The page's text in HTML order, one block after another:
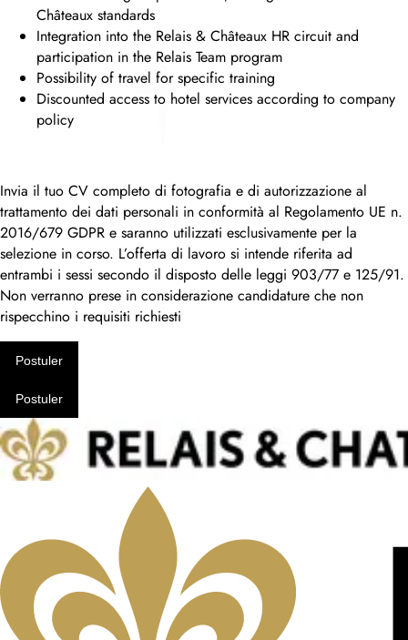
Châteaux standards
Integration into the Relais & Châteaux HR circuit and
participation in the Relais Team program
Possibility of travel for specific training
Discounted access to hotel services according to company
policy
Invia il tuo CV completo di fotografia e di autorizzazione al
trattamento dei dati personali in conformità al Regolamento UE n.
2016/679 GDPR e saranno utilizzati esclusivamente per la
selezione in corso. L’offerta di lavoro si intende riferita ad
entrambi i sessi secondo il disposto delle leggi 903/77 e 125/91.
Non verranno prese in considerazione candidature che non
rispecchino i requisiti richiesti
Postuler
Postuler